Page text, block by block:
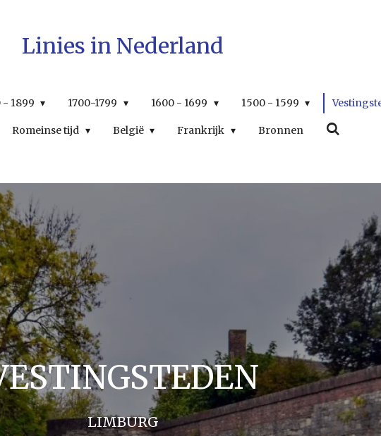
Linies in Nederland
- 1899 1700-1799 1600 - 1699 1500 - 1599
Romeinse tijd België Frankrijk Bronnen
LIMBURG